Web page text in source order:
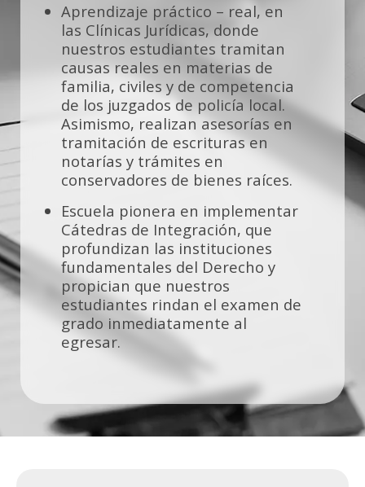
Aprendizaje práctico – real, en
las Clínicas Jurídicas, donde
nuestros estudiantes tramitan
causas reales en materias de
familia, civiles y de competencia
de los juzgados de policía local.
Asimismo, realizan asesorías en
tramitación de escrituras en
notarías y trámites en
conservadores de bienes raíces.
Escuela pionera en implementar
Cátedras de Integración, que
profundizan las instituciones
fundamentales del Derecho y
propician que nuestros
estudiantes rindan el examen de
grado inmediatamente al
egresar.